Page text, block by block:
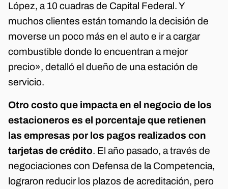
López, a 10 cuadras de Capital Federal. Y
muchos clientes están tomando la decisión de
moverse un poco más en el auto e ir a cargar
combustible donde lo encuentran a mejor
precio», detalló el dueño de una estación de
servicio.
Otro costo que impacta en el negocio de los
estacioneros es el porcentaje que retienen
las empresas por los pagos realizados con
tarjetas de crédito. El año pasado, a través de
negociaciones con Defensa de la Competencia,
lograron reducir los plazos de acreditación, pero